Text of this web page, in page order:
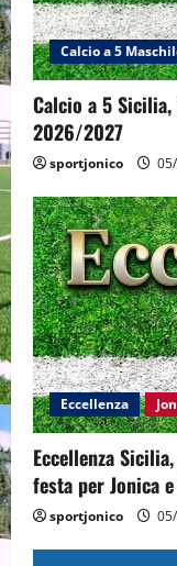
Calcio a 5
Calcio a 5
2026/2027
sportjonico
Eccellenza
Eccellenza
festa per Jonica
sportjonico